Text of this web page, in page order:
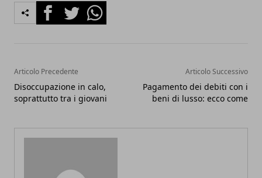
FacebookTwitterWhatsapp
Articolo Precedente
Disoccupazione in calo,
soprattutto tra i giovani
Articolo Successivo
Pagamento dei debiti con i
beni di lusso: ecco come